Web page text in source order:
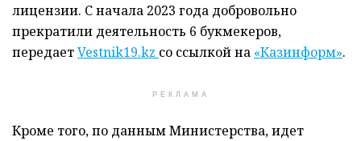
лицензии. С начала 2023 года добровольно
прекратили деятельность 6 букмекеров,
передаетVestnik19.kz со ссылкой на «Казинформ».
РЕКЛАМА
Кроме того, по данным Министерства, идет